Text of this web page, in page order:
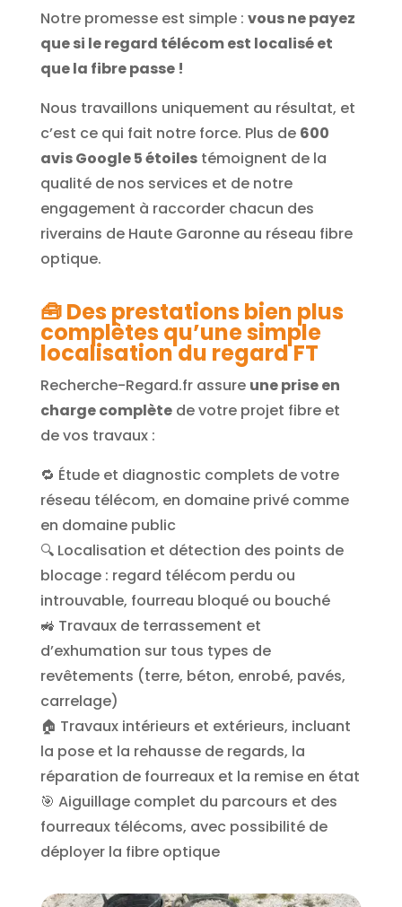
Notre promesse est simple : vous ne payez
que si le regard télécom est localisé et
que la fibre passe !
Nous travaillons uniquement au résultat, et
c’est ce qui fait notre force. Plus de 600
avis Google 5 étoilestémoignent de la
qualité de nos services et de notre
engagement à raccorder chacun des
riverains de Haute Garonne au réseau fibre
optique.
🧰Des prestations bien plus
complètes qu’une simple
localisation du regard FT
Recherche-Regard.fr assure une prise en
charge complètede votre projet fibre et
de vos travaux :
🔁 Étude et diagnostic complets de votre
réseau télécom, en domaine privé comme
en domaine public
🔍 Localisation et détection des points de
blocage : regard télécom perdu ou
introuvable, fourreau bloqué ou bouché
🚜 Travaux de terrassement et
d’exhumation sur tous types de
revêtements (terre, béton, enrobé, pavés,
carrelage)
🏠 Travaux intérieurs et extérieurs, incluant
la pose et la rehausse de regards, la
réparation de fourreaux et la remise en état
🎯 Aiguillage complet du parcours et des
fourreaux télécoms, avec possibilité de
déployer la fibre optique